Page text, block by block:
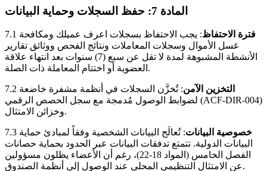
المادة 7: حفظ السجلات وحماية البيانات
7.1 فترة الاحتفاظ: يجب الاحتفاظ بسجلات اعرف عميلك ومكافحة
غسل الأموال وسجلات المعاملات ونتائج الفحص ووثائق تقارير
الأنشطة المشبوهة لمدة لا تقل عن سبع (7) سنوات بعد انتهاء علاقة
العضوية أو اختتام المعاملة ذات الصلة.
7.2 التخزين الآمن: تُخزَّن السجلات في أنظمة مشفرة خاضعة
لضوابط الوصول مُدمجة مع سجل الحصص الرقمي (ACF-DIR-004)
وخزائن الامتثال.
7.3 خصوصية البيانات: تُعالَج البيانات الشخصية وفقاً لمبادئ حماية
البيانات الدولية. تتمتع تدفقات البيانات عبر الحدود بحماية حصانات
الفصل الخامس (المواد 18-22)، رغم أن الأعضاء يظلون مسؤولين
عن الامتثال التنظيمي المحلي عند الوصول إلى أنظمة الصندوق.